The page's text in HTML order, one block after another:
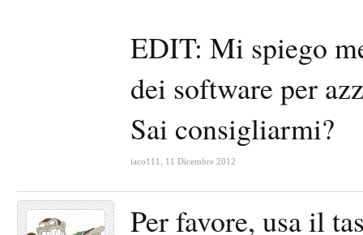
EDIT: Mi spiego
dei software per
Sai consigliarmi?
iaco111 11 Dicembre 2012
Per favore, usa il